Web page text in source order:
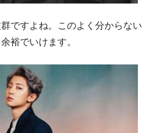
ですよね。このよく分からない
裕でいけます。